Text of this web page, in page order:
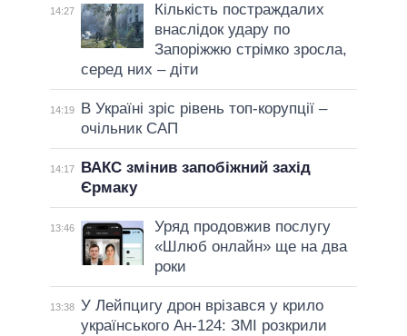
14:27
Кількість постраждалих
внаслідок удару по
Запоріжжю стрімко зросла,
серед них – діти
14:19
В Україні зріс рівень топ-корупції –
очільник САП
14:17
ВАКС змінив запобіжний захід
Єрмаку
13:46
Уряд продовжив послугу
«Шлюб онлайн» ще на два
роки
13:38 У Лейпцигу дрон врізався у крило
українського Ан-124: ЗМІ розкрили